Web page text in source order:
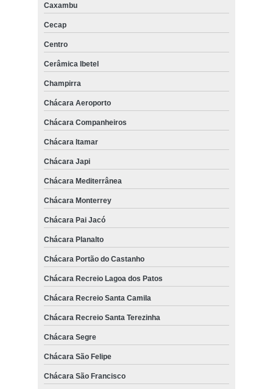
Caxambu
Cecap
Centro
Cerâmica Ibetel
Champirra
Chácara Aeroporto
Chácara Companheiros
Chácara Itamar
Chácara Japi
Chácara Mediterrânea
Chácara Monterrey
Chácara Pai Jacó
Chácara Planalto
Chácara Portão do Castanho
Chácara Recreio Lagoa dos Patos
Chácara Recreio Santa Camila
Chácara Recreio Santa Terezinha
Chácara Segre
Chácara São Felipe
Chácara São Francisco